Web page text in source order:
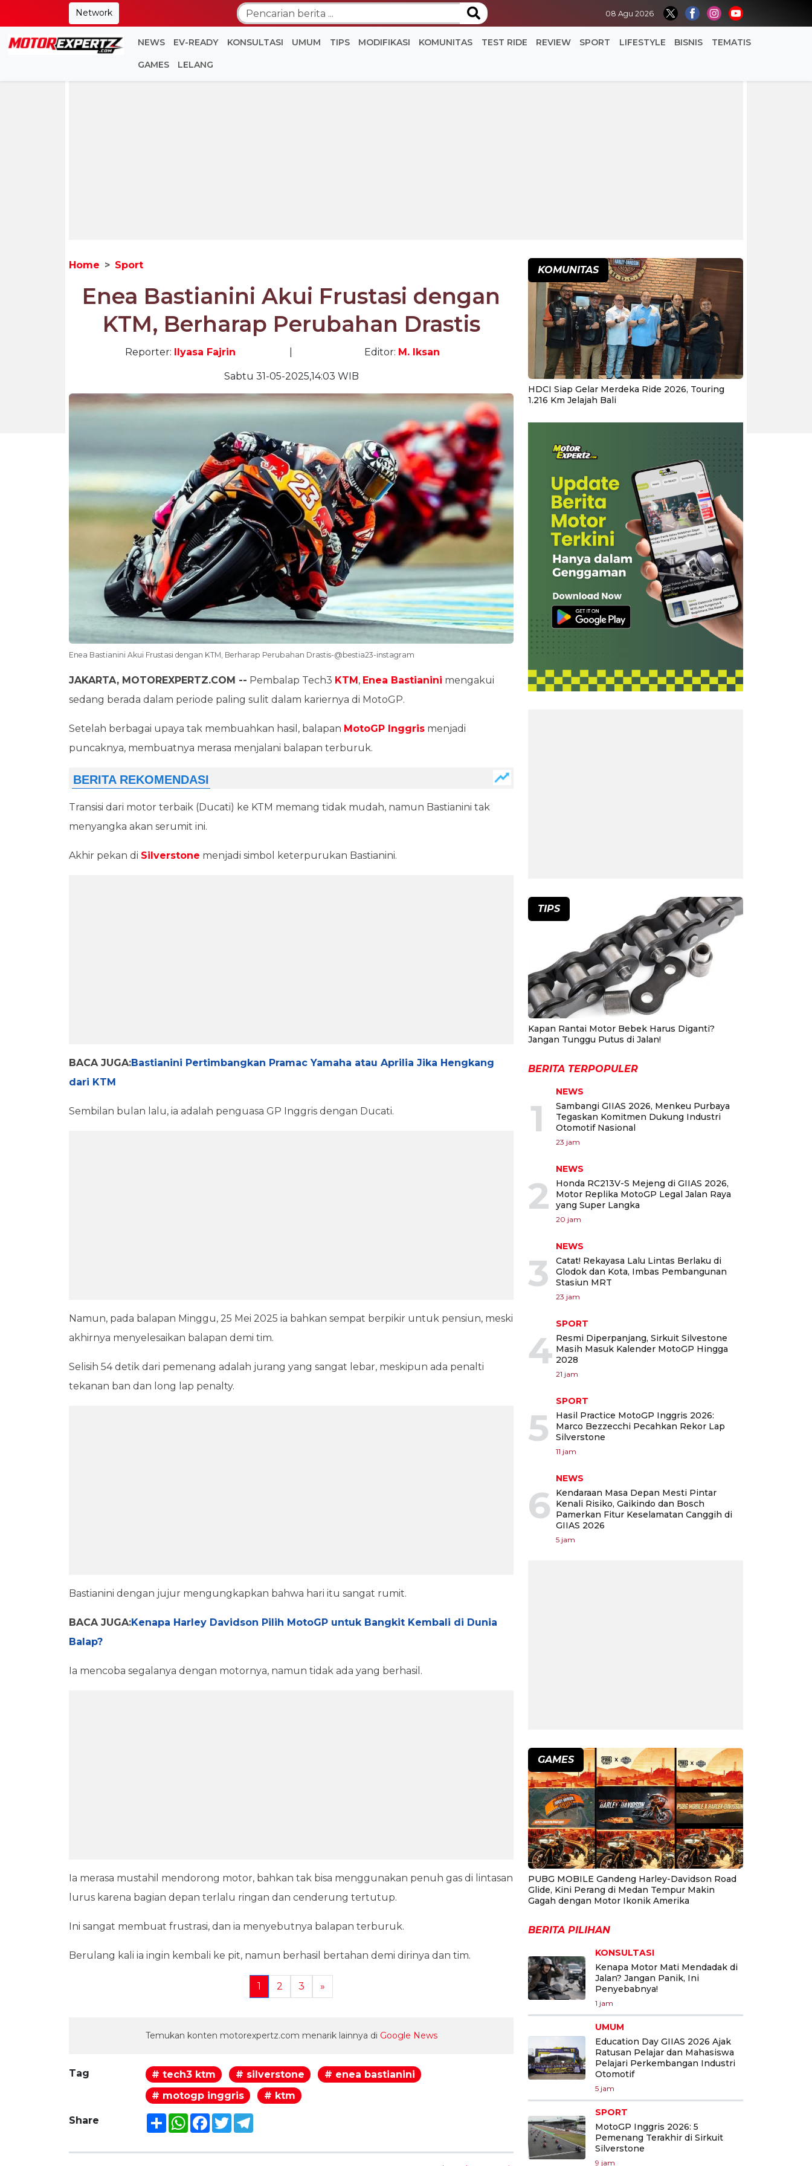
Network 08 Agu 2026
NEWS EV-READY KONSULTASI UMUM TIPS MODIFIKASI KOMUNITAS TEST RIDE REVIEW SPORT LIFESTYLE BISNIS TEMATIS
GAMES LELANG
Home Sport
Enea Bastianini Akui Frustasi dengan
KTM, Berharap Perubahan Drastis
Reporter: Ilyasa Fajrin Editor: M. Iksan
Sabtu 31-05-2025,14:03 WIB
Enea Bastianini Akui Frustasi dengan KTM, Berharap Perubahan Drastis-@bestia23-instagram
JAKARTA, MOTOREXPERTZ.COM -- Pembalap Tech3 KTM, Enea Bastianini mengakui
sedang berada dalam periode paling sulit dalam kariernya di MotoGP.
Setelah berbagai upaya tak membuahkan hasil, balapan MotoGP Inggris menjadi
puncaknya, membuatnya merasa menjalani balapan terburuk.
Transisi dari motor terbaik (Ducati) ke KTM memang tidak mudah, namun Bastianini tak
menyangka akan serumit ini.
Akhir pekan di Silverstone menjadi simbol keterpurukan Bastianini.
BACA JUGA:Bastianini Pertimbangkan Pramac Yamaha atau Aprilia Jika Hengkang
dari KTM
Sembilan bulan lalu, ia adalah penguasa GP Inggris dengan Ducati.
Namun, pada balapan Minggu, 25 Mei 2025 ia bahkan sempat berpikir untuk pensiun, meski
akhirnya menyelesaikan balapan demi tim.
Selisih 54 detik dari pemenang adalah jurang yang sangat lebar, meskipun ada penalti
tekanan ban dan long lap penalty.
Bastianini dengan jujur mengungkapkan bahwa hari itu sangat rumit.
BACA JUGA:Kenapa Harley Davidson Pilih MotoGP untuk Bangkit Kembali di Dunia
Balap?
Ia mencoba segalanya dengan motornya, namun tidak ada yang berhasil.
Ia merasa mustahil mendorong motor, bahkan tak bisa menggunakan penuh gas di lintasan
lurus karena bagian depan terlalu ringan dan cenderung tertutup.
Ini sangat membuat frustrasi, dan ia menyebutnya balapan terburuk.
Berulang kali ia ingin kembali ke pit, namun berhasil bertahan demi dirinya dan tim.
1 2 3 »
Temukan konten motorexpertz.com menarik lainnya di Google News
Tag # tech3 ktm # silverstone
# enea bastianini
# motogp inggris
# ktm
Share ShareWhatsApp
Facebook
TwitterTelegram
KOMUNITAS
HDCI Siap Gelar Merdeka Ride 2026, Touring
1.216 Km Jelajah Bali
TIPS
Kapan Rantai Motor Bebek Harus Diganti?
Jangan Tunggu Putus di Jalan!
BERITA TERPOPULER
1
NEWS
Sambangi GIIAS 2026, Menkeu Purbaya
Tegaskan Komitmen Dukung Industri
Otomotif Nasional
23 jam
2
NEWS
Honda RC213V-S Mejeng di GIIAS 2026,
Motor Replika MotoGP Legal Jalan Raya
yang Super Langka
20 jam
3
NEWS
Catat! Rekayasa Lalu Lintas Berlaku di
Glodok dan Kota, Imbas Pembangunan
Stasiun MRT
23 jam
4
SPORT
Resmi Diperpanjang, Sirkuit Silvestone
Masih Masuk Kalender MotoGP Hingga
2028
21 jam
5
SPORT
Hasil Practice MotoGP Inggris 2026:
Marco Bezzecchi Pecahkan Rekor Lap
Silverstone
11 jam
6
NEWS
Kendaraan Masa Depan Mesti Pintar
Kenali Risiko, Gaikindo dan Bosch
Pamerkan Fitur Keselamatan Canggih di
GIIAS 2026
5 jam
GAMES
PUBG MOBILE Gandeng Harley-Davidson Road
Glide, Kini Perang di Medan Tempur Makin
Gagah dengan Motor Ikonik Amerika
BERITA PILIHAN
KONSULTASI
Kenapa Motor Mati Mendadak di
Jalan? Jangan Panik, Ini
Penyebabnya!
1 jam
UMUM
Education Day GIIAS 2026 Ajak
Ratusan Pelajar dan Mahasiswa
Pelajari Perkembangan Industri
Otomotif
5 jam
SPORT
MotoGP Inggris 2026: 5
Pemenang Terakhir di Sirkuit
Silverstone
9 jam